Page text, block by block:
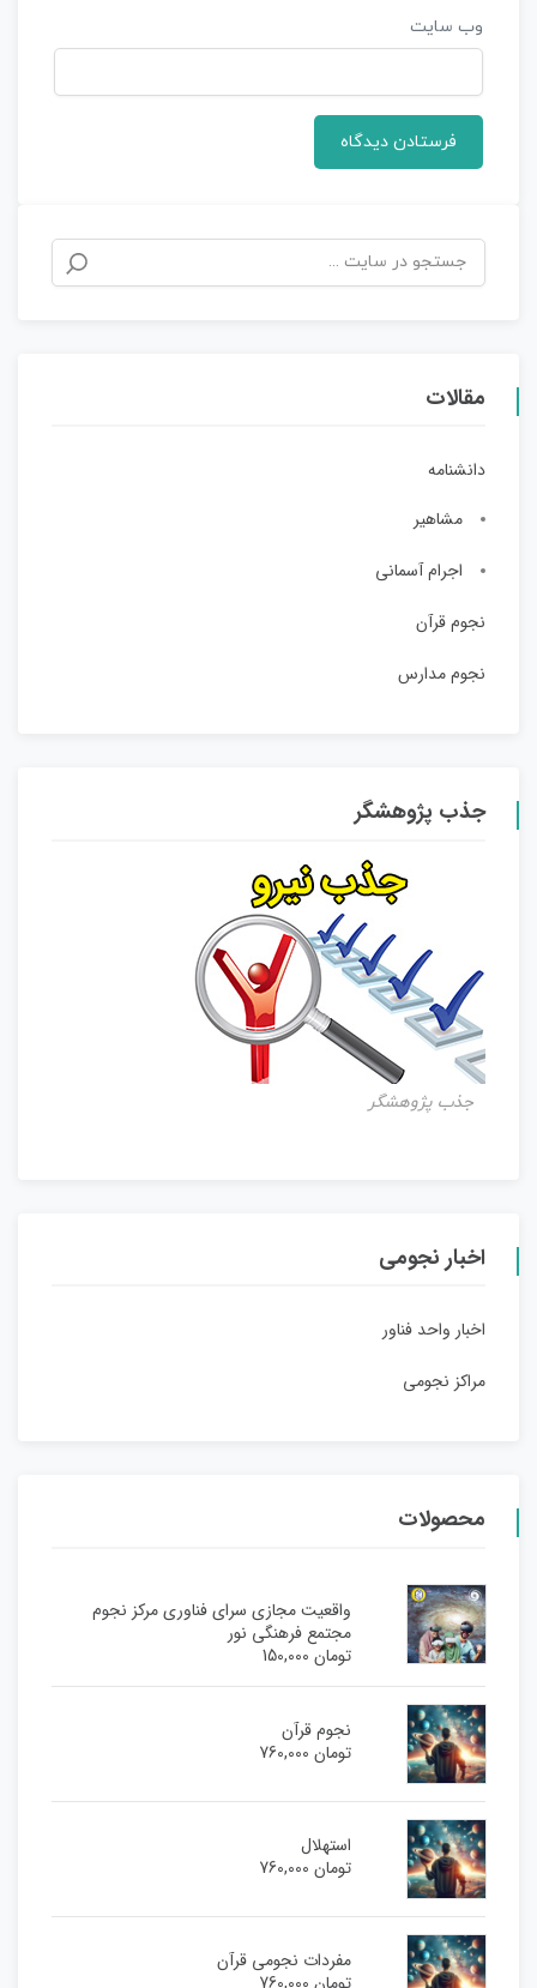
وب‌ سایت
مقالات
دانشنامه
مشاهیر
اجرام آسمانی
نجوم قرآن
نجوم مدارس
جذب پژوهشگر
جذب پژوهشگر
اخبار نجومی
اخبار واحد فناور
مراکز نجومی
محصولات
واقعیت مجازی سرای فناوری مرکز نجوم
مجتمع فرهنگی نور
تومان150,000
نجوم قرآن
تومان760,000
استهلال
تومان760,000
مفردات نجومی قرآن